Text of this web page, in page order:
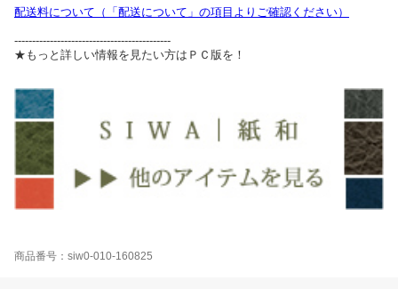
配送料について（「配送について」の項目よりご確認ください）
--------------------------------------------
★もっと詳しい情報を見たい方はＰＣ版を！
商品番号：siw0-010-160825